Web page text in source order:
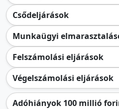
Csődeljárások
Munkaügyi
Felszámolási eljárások
Végelszámolási eljárások
Adóhiányok 100 millió